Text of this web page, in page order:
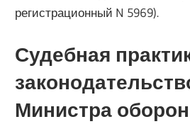
регистрационный N 5969).
Судебная
Министра